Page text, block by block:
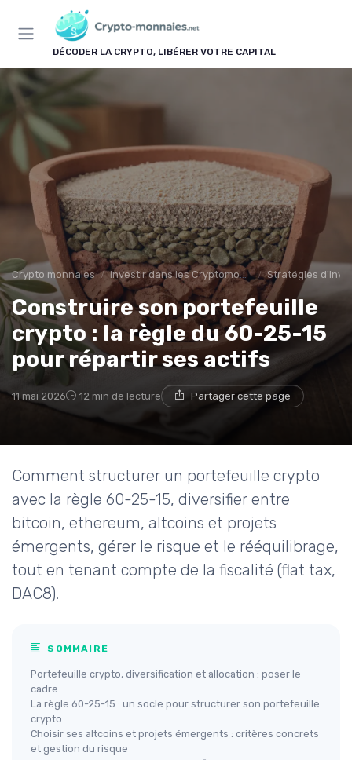
DÉCODER LA CRYPTO, LIBÉRER VOTRE CAPITAL
Crypto monnaies Investir dans les Cryptomonnaies Stratégies
Construire son portefeuille
crypto : la règle du 60-25-15
pour répartir ses actifs
11 mai 2026 12 min de lecture Partager cette page
Comment structurer un portefeuille crypto
avec la règle 60-25-15, diversifier entre
bitcoin, ethereum, altcoins et projets
émergents, gérer le risque et le rééquilibrage,
tout en tenant compte de la fiscalité (flat tax,
DAC8).
SOMMAIRE
Portefeuille crypto, diversification et allocation : poser le
cadre
La règle 60-25-15 : un socle pour structurer son portefeuille
crypto
Choisir ses altcoins et projets émergents : critères concrets
et gestion du risque
Panneau de gestion des cookies